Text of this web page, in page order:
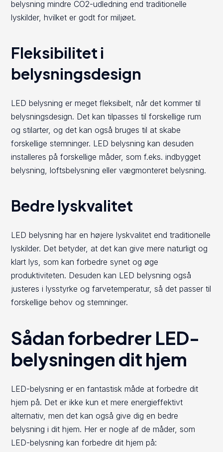
belysning mindre CO2-udledning end traditionelle
lyskilder, hvilket er godt for miljøet.
Fleksibilitet i
belysningsdesign
LED belysning er meget fleksibelt, når det kommer til
belysningsdesign. Det kan tilpasses til forskellige rum
og stilarter, og det kan også bruges til at skabe
forskellige stemninger. LED belysning kan desuden
installeres på forskellige måder, som f.eks. indbygget
belysning, loftsbelysning eller vægmonteret belysning.
Bedre lyskvalitet
LED belysning har en højere lyskvalitet end traditionelle
lyskilder. Det betyder, at det kan give mere naturligt og
klart lys, som kan forbedre synet og øge
produktiviteten. Desuden kan LED belysning også
justeres i lysstyrke og farvetemperatur, så det passer til
forskellige behov og stemninger.
Sådan forbedrer LED-
belysningen dit hjem
LED-belysning er en fantastisk måde at forbedre dit
hjem på. Det er ikke kun et mere energieffektivt
alternativ, men det kan også give dig en bedre
belysning i dit hjem. Her er nogle af de måder, som
LED-belysning kan forbedre dit hjem på: